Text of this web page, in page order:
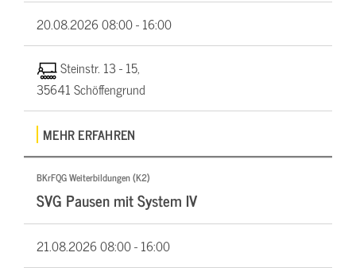
20.08.202608:00 - 16:00
Steinstr. 13 - 15,
35641 Schöffengrund
MEHR ERFAHREN
BKrFQG Weiterbildungen (K2)
SVG Pausen mit System IV
21.08.202608:00 - 16:00